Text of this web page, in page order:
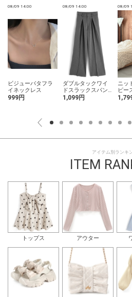
08/09 14:00
ビジューバタフラ
イネックレス
999円
08/09 14:00
ダブルタックワイ
ドスラックスパン
ツ1,099円
08/09
ニッ
ピー
アイテム別ランキ
ITEM
トップス アウター